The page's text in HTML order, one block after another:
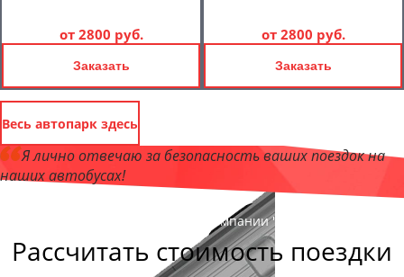
от 2800 руб.
Заказать
от 2800 руб.
Заказать
Весь автопарк здесь
Я лично отвечаю за безопасность ваших поездок на
наших автобусах!
, директор компании "ОрёлБас"
Рассчитать стоимость поездки